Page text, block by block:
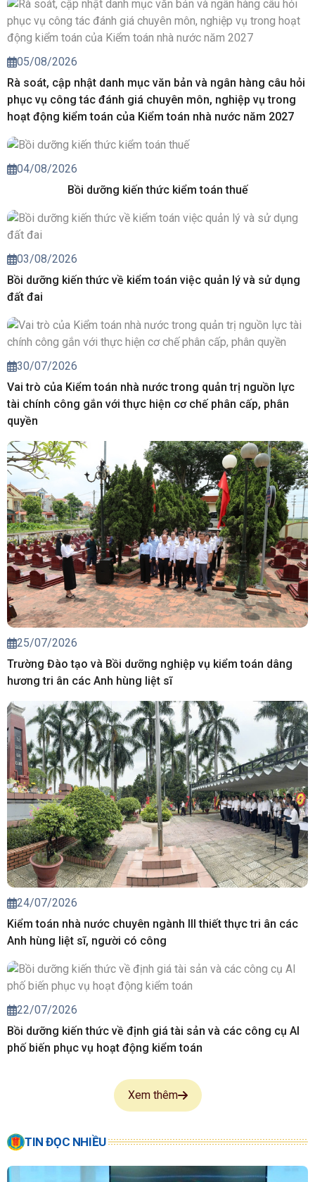
05/08/2026
Rà soát, cập nhật danh mục văn bản và ngân hàng câu hỏi
phục vụ công tác đánh giá chuyên môn, nghiệp vụ trong
hoạt động kiểm toán của Kiểm toán nhà nước năm 2027
04/08/2026
Bồi dưỡng kiến thức kiểm toán thuế
03/08/2026
Bồi dưỡng kiến thức về kiểm toán việc quản lý và sử dụng
đất đai
30/07/2026
Vai trò của Kiểm toán nhà nước trong quản trị nguồn lực
tài chính công gắn với thực hiện cơ chế phân cấp, phân
quyền
25/07/2026
Trường Đào tạo và Bồi dưỡng nghiệp vụ kiểm toán dâng
hương tri ân các Anh hùng liệt sĩ
24/07/2026
Kiểm toán nhà nước chuyên ngành III thiết thực tri ân các
Anh hùng liệt sĩ, người có công
22/07/2026
Bồi dưỡng kiến thức về định giá tài sản và các công cụ AI
phố biến phục vụ hoạt động kiểm toán
Xem thêm
TIN ĐỌC NHIỀU